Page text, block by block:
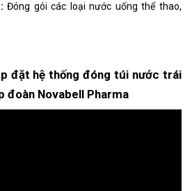
Đóng gói các loại nước uống thể thao,
đặt hệ thống đóng túi nước trái
đoàn Novabell Pharma